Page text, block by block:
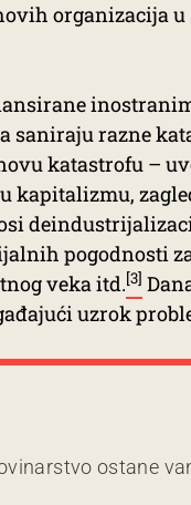
organizacija u
saniraju razne
katastrofu –
kapitalizmu,
pogodnosti
veka itd.[3]
uzrok
ostane